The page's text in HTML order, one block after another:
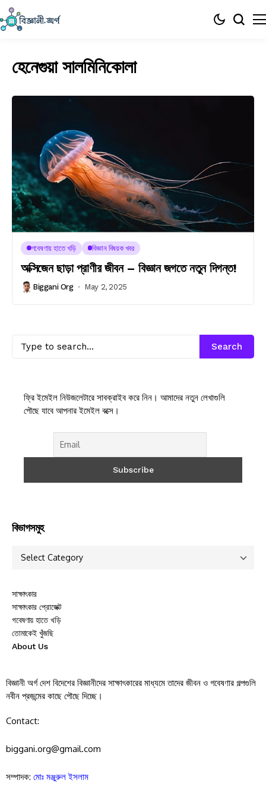
হেনেগুয়া সালমিনিকোলা
গবেষণায় হাতে খড়ি বিজ্ঞান বিষয়ক খবর
অক্সিজেন ছাড়া প্রাণীর জীবন – বিজ্ঞান জগতে নতুন দিগন্ত!
Biggani Org May 2, 2025
Search
ফ্রি ইমেইল নিউজলেটারে সাবক্রাইব করে নিন। আমাদের নতুন লেখাগুলি
পৌছে যাবে আপনার ইমেইল বক্সে।
বিভাগসমুহ
সাক্ষাৎকার
সাক্ষাৎকার প্রোজেক্ট
গবেষণায় হাতে খড়ি
তোমাকেই খুঁজছি
About Us
বিজ্ঞানী অর্গ দেশ বিদেশের বিজ্ঞানীদের সাক্ষাৎকারের মাধ্যমে তাদের জীবন ও গবেষণার গল্পগুলি
নবীন প্রজন্মের কাছে পৌছে দিচ্ছে।
Contact:
biggani.org@gmail.com
সম্পাদক: মোঃ মঞ্জুরুল ইসলাম